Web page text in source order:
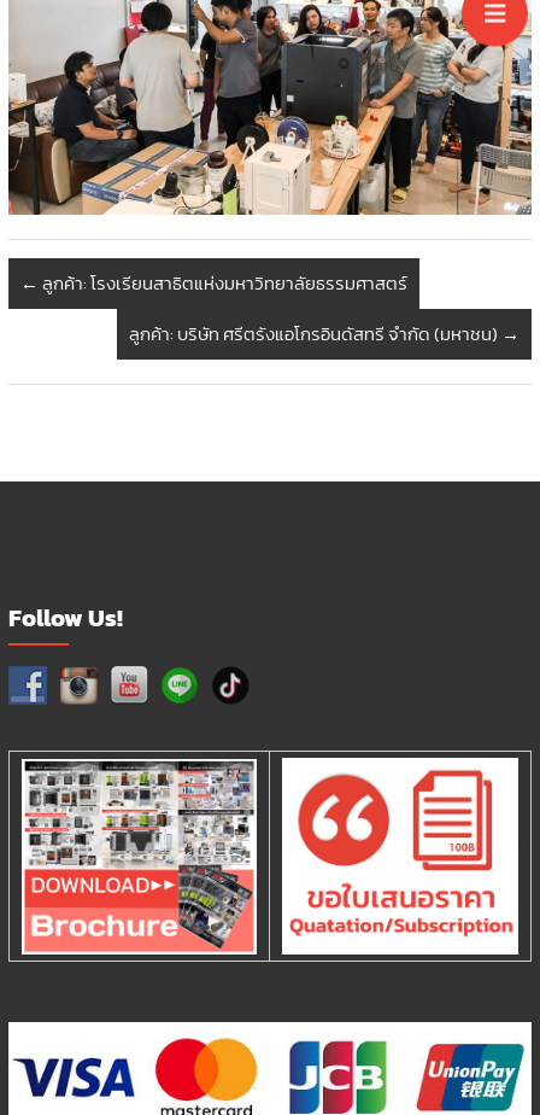
← ลูกค้า: โรงเรียนสาธิตแห่งมหาวิทยาลัยธรรมศาสตร์
ลูกค้า: บริษัท ศรีตรังแอโกรอินดัสทรี จำกัด (มหาชน) →
Follow Us!